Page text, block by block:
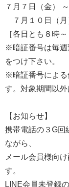
７月７日（金） ～
７月１０日（月
［各日とも８時～
※暗証番号は毎週
をつけ下さい。
※暗証番号によ
す。対象期間以外
【お知らせ】
携帯電話の３G回
ながら、
メール会員様向
す。
LINE会員未登録